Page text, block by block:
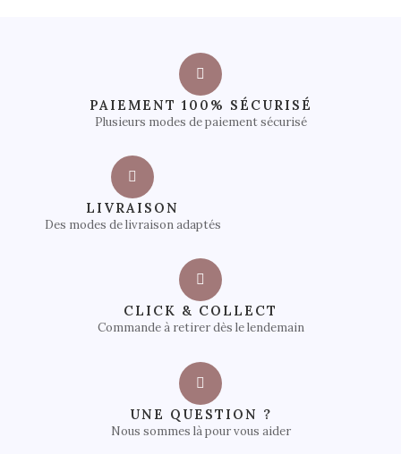
PAIEMENT 100% SÉCURISÉ
Plusieurs modes de paiement sécurisé
LIVRAISON
Des modes de livraison adaptés
CLICK & COLLECT
Commande à retirer dès le lendemain
UNE QUESTION ?
Nous sommes là pour vous aider